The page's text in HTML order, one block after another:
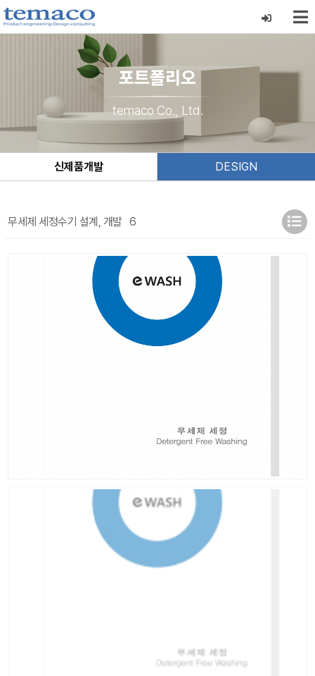
포트폴리오
temaco Co., Ltd.
신제품개발 DESIGN
무세제 세정수기 설계, 개발 6